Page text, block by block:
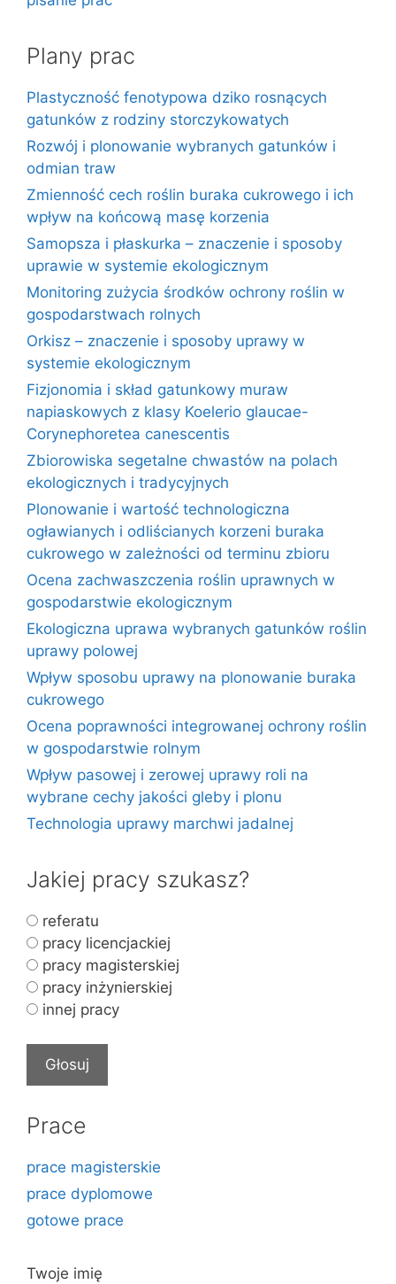
Plany prac
Plastyczność fenotypowa dziko rosnących
gatunków z rodziny storczykowatych
Rozwój i plonowanie wybranych gatunków i
odmian traw
Zmienność cech roślin buraka cukrowego i ich
wpływ na końcową masę korzenia
Samopsza i płaskurka – znaczenie i sposoby
uprawie w systemie ekologicznym
Monitoring zużycia środków ochrony roślin w
gospodarstwach rolnych
Orkisz – znaczenie i sposoby uprawy w
systemie ekologicznym
Fizjonomia i skład gatunkowy muraw
napiaskowych z klasy Koelerio glaucae-
Corynephoretea canescentis
Zbiorowiska segetalne chwastów na polach
ekologicznych i tradycyjnych
Plonowanie i wartość technologiczna
ogławianych i odliścianych korzeni buraka
cukrowego w zależności od terminu zbioru
Ocena zachwaszczenia roślin uprawnych w
gospodarstwie ekologicznym
Ekologiczna uprawa wybranych gatunków roślin
uprawy polowej
Wpływ sposobu uprawy na plonowanie buraka
cukrowego
Ocena poprawności integrowanej ochrony roślin
w gospodarstwie rolnym
Wpływ pasowej i zerowej uprawy roli na
wybrane cechy jakości gleby i plonu
Technologia uprawy marchwi jadalnej
Jakiej pracy szukasz?
referatu
pracy licencjackiej
pracy magisterskiej
pracy inżynierskiej
innej pracy
Prace
prace magisterskie
prace dyplomowe
gotowe prace
Twoje imię